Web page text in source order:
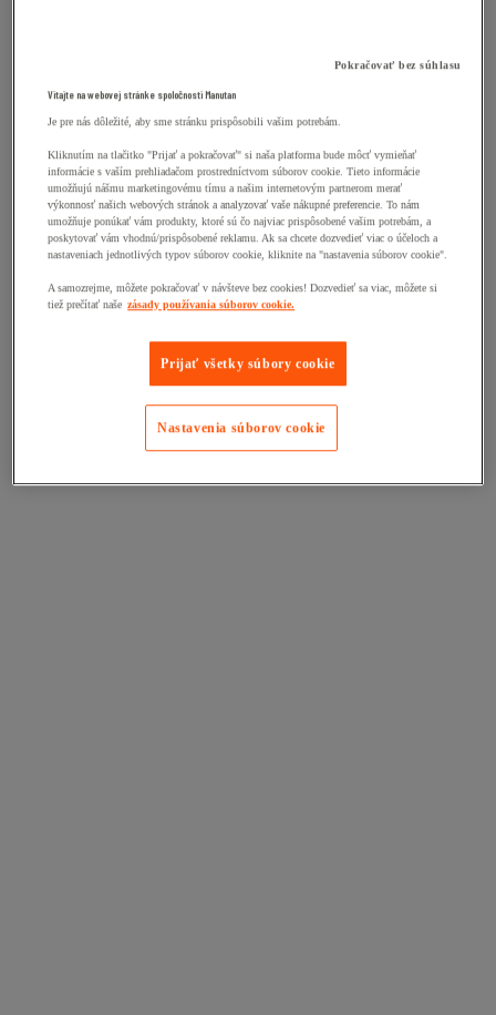
Pokračovať bez súhlasu
Vitajte na webovej stránke spoločnosti Manutan
Je pre nás dôležité, aby sme stránku prispôsobili vašim potrebám.
Kliknutím na tlačitko "Prijať a pokračovať" si naša platforma bude môcť vymieňať
informácie s vaším prehliadačom prostredníctvom súborov cookie. Tieto informácie
umožňujú nášmu marketingovému tímu a našim internetovým partnerom merať
výkonnosť našich webových stránok a analyzovať vaše nákupné preferencie. To nám
umožňuje ponúkať vám produkty, ktoré sú čo najviac prispôsobené vašim potrebám, a
poskytovať vám vhodnú/prispôsobené reklamu. Ak sa chcete dozvedieť viac o účeloch a
nastaveniach jednotlivých typov súborov cookie, kliknite na "nastavenia súborov cookie".
A samozrejme, môžete pokračovať v návšteve bez cookies! Dozvedieť sa viac, môžete si
tiež prečítať naše zásady používania súborov cookie.
Prijať všetky súbory cookie
Nastavenia súborov cookie